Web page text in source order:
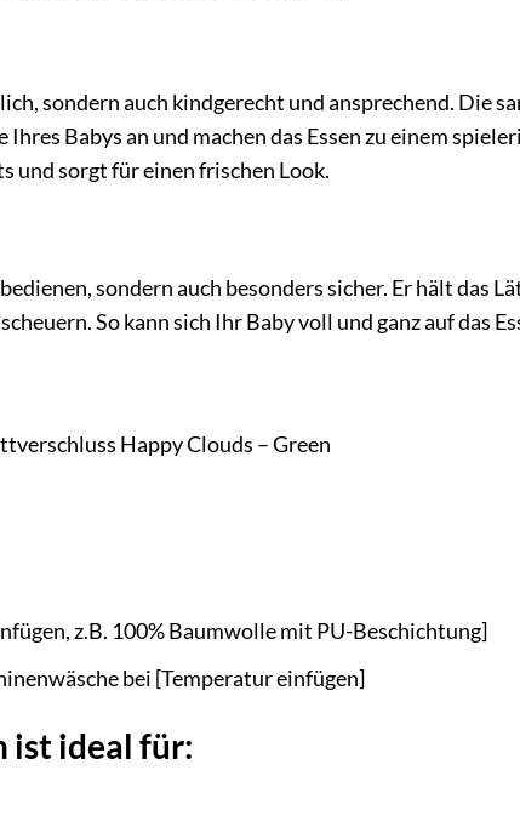
sondern auch kindgerecht und ansprechend. Die
Babys an und machen das Essen zu einem
und sorgt für einen frischen Look.
sondern auch besonders sicher. Er hält das
So kann sich Ihr Baby voll und ganz auf das
Happy Clouds – Green
z.B. 100% Baumwolle mit PU-Beschichtung]
bei [Temperatur einfügen]
ist ideal für: